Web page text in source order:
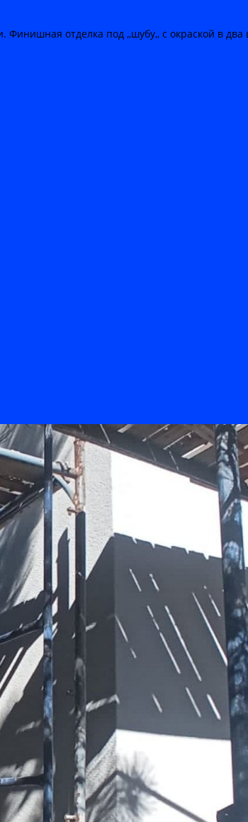
отделка под ,,шубу,, с окраской в два